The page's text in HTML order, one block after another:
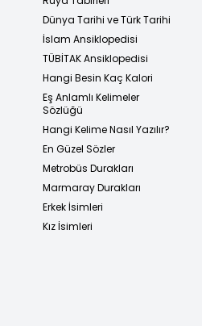
Dünya Tarihi ve Türk Tarihi
İslam Ansiklopedisi
TÜBİTAK Ansiklopedisi
Hangi Besin Kaç Kalori
Eş Anlamlı Kelimeler
Sözlüğü
Hangi Kelime Nasıl Yazılır?
En Güzel Sözler
Metrobüs Durakları
Marmaray Durakları
Erkek İsimleri
Kız İsimleri